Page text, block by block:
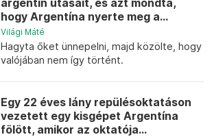
argentin utasait, és azt mondta,
hogy Argentína nyerte meg a...
Világi Máté
Hagyta őket ünnepelni, majd közölte, hogy
valójában nem így történt.
Egy 22 éves lány repülésoktatáson
vezetett egy kisgépet Argentína
fölött, amikor az oktatója...